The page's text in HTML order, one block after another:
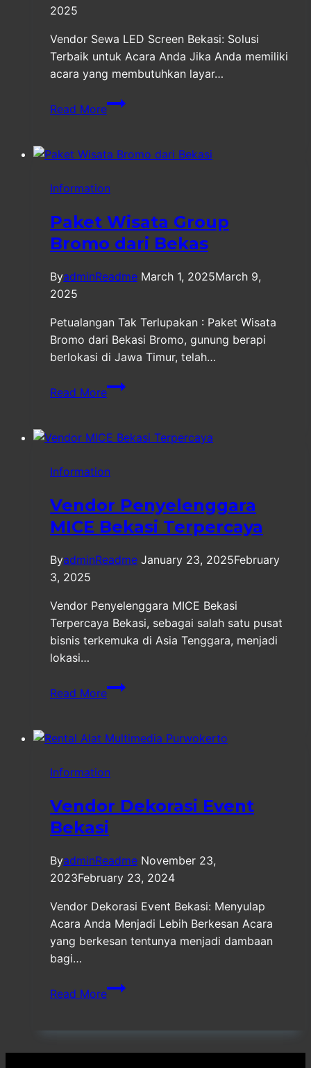
2025
Vendor Sewa LED Screen Bekasi: Solusi
Terbaik untuk Acara Anda Jika Anda memiliki
acara yang membutuhkan layar…
Read More
Vendor
Sewa
Screen
Terbaik
Information
Paket Wisata Group
Bromo dari Bekas
ByadminReadme March 1, 2025March 9,
2025
Petualangan Tak Terlupakan : Paket Wisata
Bromo dari Bekasi Bromo, gunung berapi
berlokasi di Jawa Timur, telah…
Read More
Paket
Wisata
Bromo
Bekas
Information
Vendor Penyelenggara
MICE Bekasi Terpercaya
ByadminReadme January 23, 2025February
3, 2025
Vendor Penyelenggara MICE Bekasi
Terpercaya Bekasi, sebagai salah satu pusat
bisnis terkemuka di Asia Tenggara, menjadi
lokasi…
Read More
Vendor
Penyelenggara
Bekasi
Information
Vendor Dekorasi Event
Bekasi
ByadminReadme November 23,
2023February 23, 2024
Vendor Dekorasi Event Bekasi: Menyulap
Acara Anda Menjadi Lebih Berkesan Acara
yang berkesan tentunya menjadi dambaan
bagi…
Read More
Vendor
Dekorasi